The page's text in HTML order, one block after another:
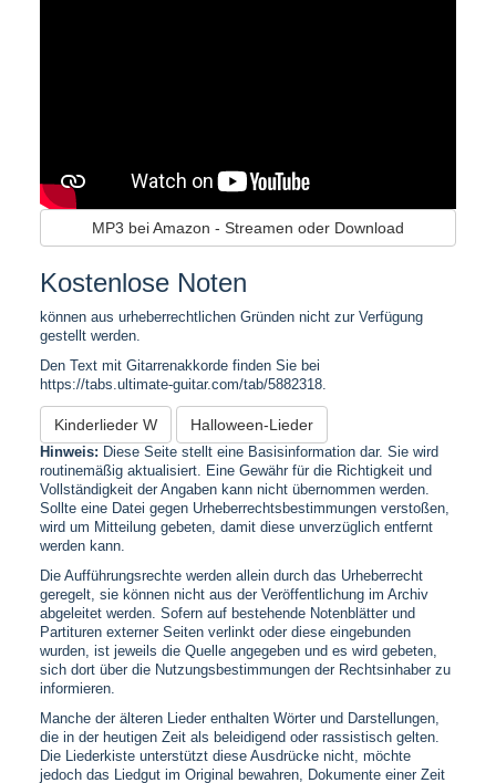
MP3 bei Amazon - Streamen oder Download
Kostenlose Noten
können aus urheberrechtlichen Gründen nicht zur Verfügung
gestellt werden.
Den Text mit Gitarrenakkorde finden Sie bei
https://tabs.ultimate-guitar.com/tab/5882318.
Kinderlieder W Halloween-Lieder
Hinweis: Diese Seite stellt eine Basisinformation dar. Sie wird
routinemäßig aktualisiert. Eine Gewähr für die Richtigkeit und
Vollständigkeit der Angaben kann nicht übernommen werden.
Sollte eine Datei gegen Urheberrechtsbestimmungen verstoßen,
wird um Mitteilung gebeten, damit diese unverzüglich entfernt
werden kann.
Die Aufführungsrechte werden allein durch das Urheberrecht
geregelt, sie können nicht aus der Veröffentlichung im Archiv
abgeleitet werden. Sofern auf bestehende Notenblätter und
Partituren externer Seiten verlinkt oder diese eingebunden
wurden, ist jeweils die Quelle angegeben und es wird gebeten,
sich dort über die Nutzungsbestimmungen der Rechtsinhaber zu
informieren.
Manche der älteren Lieder enthalten Wörter und Darstellungen,
die in der heutigen Zeit als beleidigend oder rassistisch gelten.
Die Liederkiste unterstützt diese Ausdrücke nicht, möchte
jedoch das Liedgut im Original bewahren, Dokumente einer Zeit